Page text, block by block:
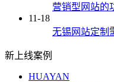
营销型网站的
11-18
无锡网站定制
新上线案例
HUAYAN